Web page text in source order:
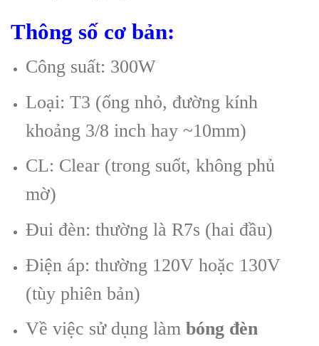
Thông số cơ bản:
Công suất: 300W
Loại: T3 (ống nhỏ, đường kính
khoảng 3/8 inch hay ~10mm)
CL: Clear (trong suốt, không phủ
mờ)
Đui đèn: thường là R7s (hai đầu)
Điện áp: thường 120V hoặc 130V
(tùy phiên bản)
Về việc sử dụng làm bóng đèn